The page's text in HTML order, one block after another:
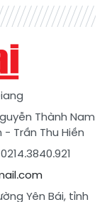
Thành Nam
- Trần Thu Hiền
Yên Bái, tỉnh